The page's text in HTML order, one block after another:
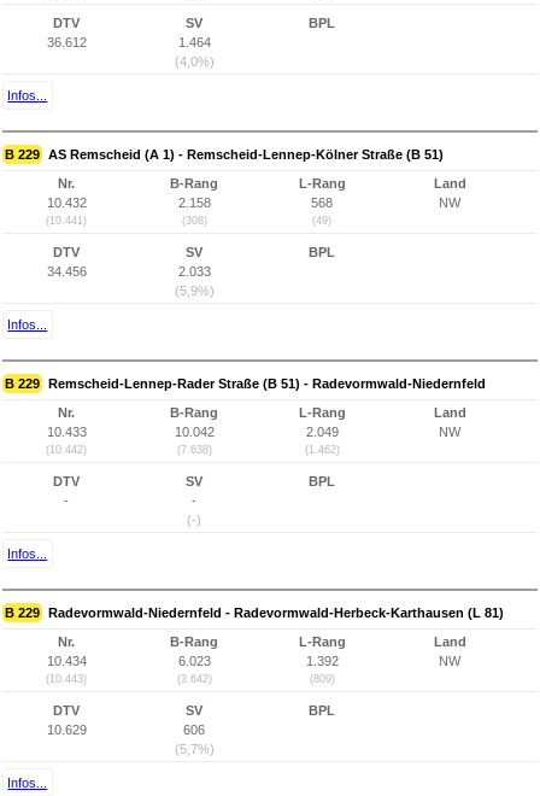
DTV
36.612
SV
1.464
(4,0%)
BPL
Infos...
B 229 AS Remscheid (A 1) - Remscheid-Lennep-Kölner Straße (B 51)
Nr.
10.432
(10.441)
B-Rang
2.158
(308)
L-Rang
568
(49)
Land
NW
DTV
34.456
SV
2.033
(5,9%)
BPL
Infos...
B 229 Remscheid-Lennep-Rader Straße (B 51) - Radevormwald-Niedernfeld
Nr.
10.433
(10.442)
B-Rang
10.042
(7.638)
L-Rang
2.049
(1.462)
Land
NW
DTV
-
SV
-
(-)
BPL
Infos...
B 229 Radevormwald-Niedernfeld - Radevormwald-Herbeck-Karthausen (L 81)
Nr.
10.434
(10.443)
B-Rang
6.023
(3.642)
L-Rang
1.392
(809)
Land
NW
DTV
10.629
SV
606
(5,7%)
BPL
Infos...